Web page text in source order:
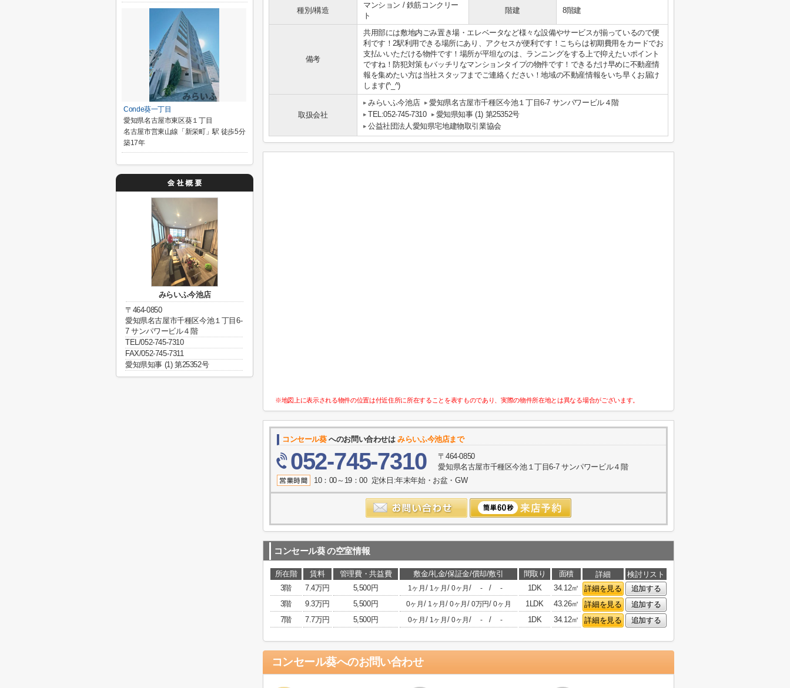
種別/構造
マンション / 鉄筋コンクリー
ト
階建 8階建
備考
共用部には敷地内ごみ置き場・エレベータなど様々な設備やサービスが揃っているので便
利です！2駅利用できる場所にあり、アクセスが便利です！こちらは初期費用をカードでお
支払いいただける物件です！場所が平坦なのは、ランニングをする上で抑えたいポイント
ですね！防犯対策もバッチリなマンションタイプの物件です！できるだけ早めに不動産情
報を集めたい方は当社スタッフまでご連絡ください！地域の不動産情報をいち早くお届け
します(^_^)
取扱会社
みらいふ今池店
愛知県名古屋市千種区今池１丁目6-7 サンパワービル４階
TEL:052-745-7310
愛知県知事 (1) 第25352号
公益社団法人愛知県宅地建物取引業協会
※地図上に表示される物件の位置は付近住所に所在することを表すものであり、実際の物件所在地とは異なる場合がございます。
コンセール葵へのお問い合わせはみらいふ今池店まで
052-745-7310
〒464-0850
愛知県名古屋市千種区今池１丁目6-7 サンパワービル４階
10：00～19：00 定休日:年末年始・お盆・GW
コンセール葵 の空室情報
所在階 賃料 管理費・共益費 敷金/礼金/保証金/償却/敷引 間取り 面積 詳細
検討リスト
3階
7.4万円 5,500円 1ヶ月 / 1ヶ月 / 0ヶ月 / - / - 1DK 34.12㎡ 詳細を見る
追加する
3階
9.3万円 5,500円 0ヶ月 / 1ヶ月 /0ヶ月 /0万円/0ヶ月 1LDK 43.26㎡ 詳細を見る
追加する
7階
7.7万円 5,500円 0ヶ月 / 1ヶ月 / 0ヶ月 / - / - 1DK 34.12㎡ 詳細を見る 追加する
コンセール葵へのお問い合わせ
Conde葵一丁目
愛知県名古屋市東区葵１丁目
名古屋市営東山線「新栄町」駅 徒歩5分
築17年
みらいふ今池店
〒464-0850
愛知県名古屋市千種区今池１丁目6-
7 サンパワービル４階
TEL/052-745-7310
FAX/052-745-7311
愛知県知事 (1) 第25352号